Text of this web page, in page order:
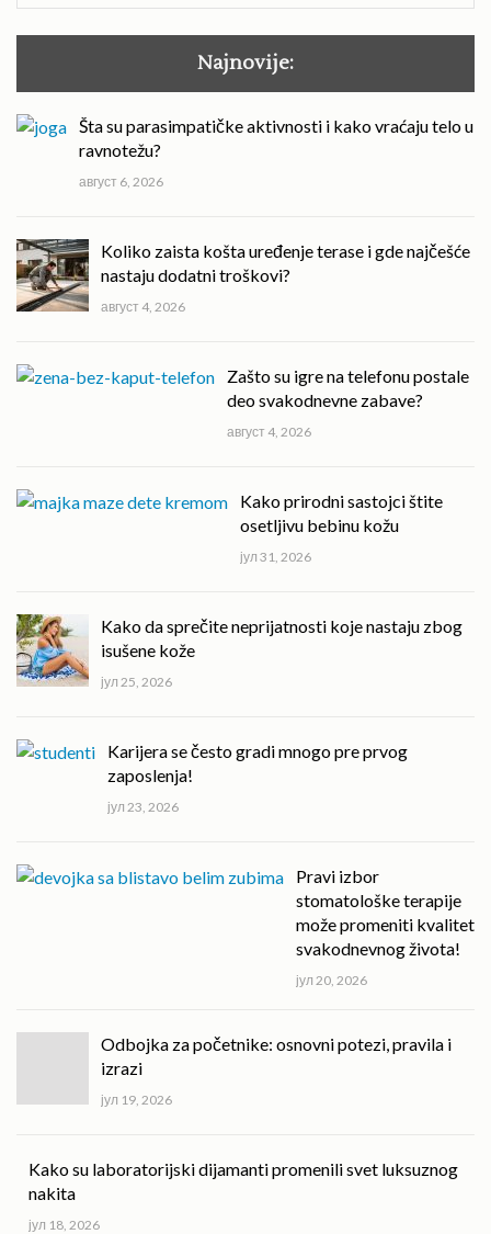
Najnovije:
Šta su parasimpatičke aktivnosti i kako vraćaju telo u
ravnotežu?
август 6, 2026
Koliko zaista košta uređenje terase i gde najčešće
nastaju dodatni troškovi?
август 4, 2026
Zašto su igre na telefonu postale
deo svakodnevne zabave?
август 4, 2026
Kako prirodni sastojci štite
osetljivu bebinu kožu
јул 31, 2026
Kako da sprečite neprijatnosti koje nastaju zbog
isušene kože
јул 25, 2026
Karijera se često gradi mnogo pre prvog
zaposlenja!
јул 23, 2026
Pravi izbor
stomatološke terapije
može promeniti kvalitet
svakodnevnog života!
јул 20, 2026
Odbojka za početnike: osnovni potezi, pravila i
izrazi
јул 19, 2026
Kako su laboratorijski dijamanti promenili svet luksuznog
nakita
јул 18, 2026